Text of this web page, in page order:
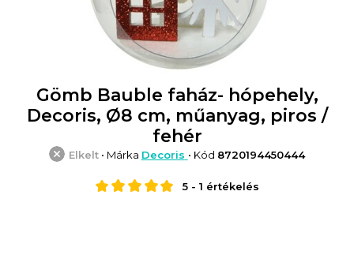
Gömb Bauble faház- hópehely,
Decoris, Ø8 cm, műanyag, piros /
fehér
Elkelt• Márka Decoris • Kód 8720194450444
5- 1 értékelés